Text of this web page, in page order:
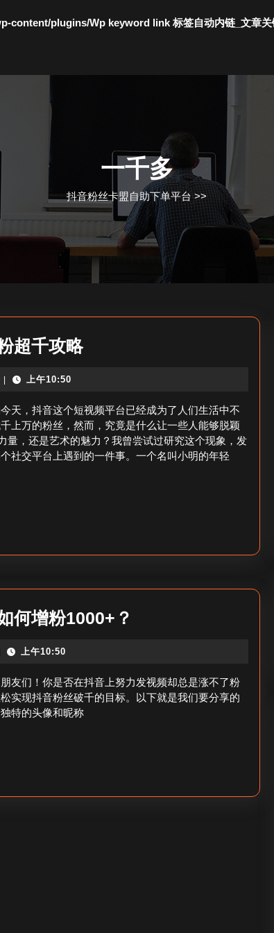
content/plugins/Wp keyword link 标签自动内链_文章
一千多
抖音粉丝卡盟自助下单平台>>
超千攻略抖
丝
如
何
_
音
增
千
攻
略
上午10:50
天，抖音这个短视频平台已经成为了人们生活中不
上万的粉丝，然而，究竟是什么让一些人能够脱颖
量，还是艺术的魅力？我曾尝试过研究这个现象，发
社交平台上遇到的一件事。一个名叫小明的年轻
何增粉1000+？
么
快
上午10:50
友们！你是否在抖音上努力发视频却总是涨不了粉
实现抖音粉丝破千的目标。以下就是我们要分享的
特的头像和昵称